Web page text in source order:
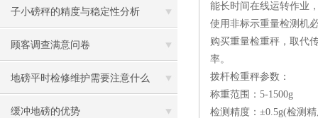
子小磅秤的精度与稳定性分析
顾客调查满意问卷
地磅平时检修维护需要注意什么
缓冲地磅的优势
能长时间在线运转作业
使用非标示重量检测机
购买重量检重秤，取代
率。
拨杆检重秤参数：
称重范围：5-1500g
检测精度：±0.5g(检测